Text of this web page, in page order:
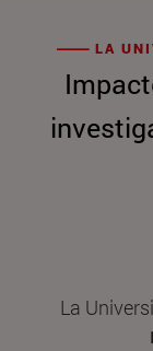
LA
La